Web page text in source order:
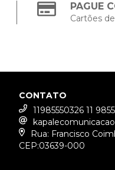
PAGUE
Cartões
CONTATO
11985550326 11
Rua: Francisco
CEP:03639-000